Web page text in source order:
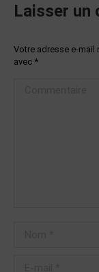
Laisser un
Votre adresse e-mail
avec *